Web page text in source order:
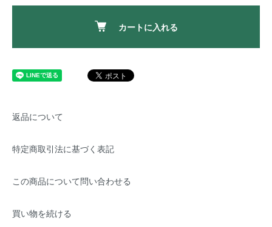
カートに入れる
返品について
特定商取引法に基づく表記
この商品について問い合わせる
買い物を続ける